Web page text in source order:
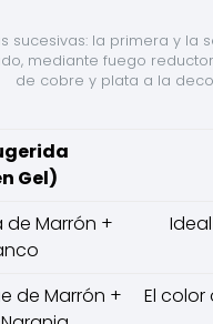
sucesivas: la primera y
mediante fuego
de cobre y plata a la
Gel)
de Marrón +
de Marrón +
El